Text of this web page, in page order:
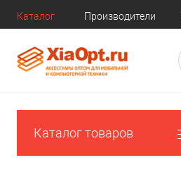
Каталог Производители
Каталог товаров